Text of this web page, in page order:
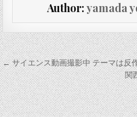
Author:yamada
投稿ナビゲーシ
← サイエンス動画撮影中 テーマは反
関